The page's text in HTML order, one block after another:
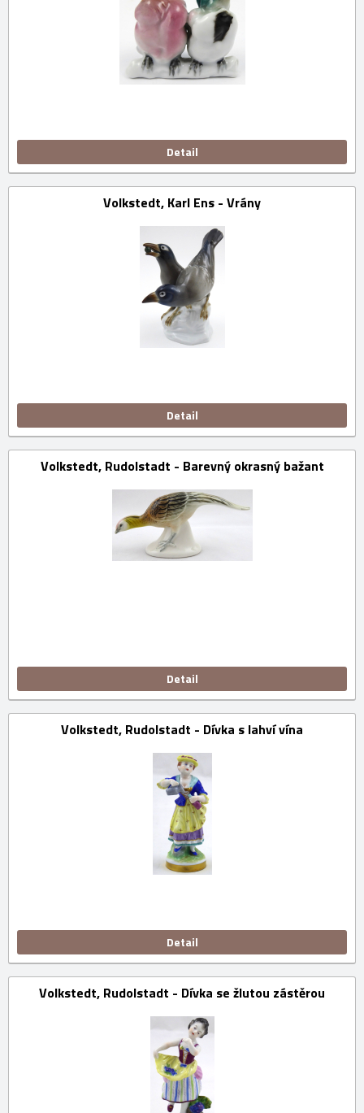
Detail
Volkstedt, Karl Ens - Vrány
Detail
Volkstedt, Rudolstadt - Barevný okrasný bažant
Detail
Volkstedt, Rudolstadt - Dívka s lahví vína
Detail
Volkstedt, Rudolstadt - Dívka se žlutou zástěrou